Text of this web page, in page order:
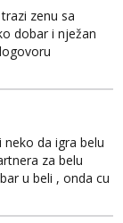
zenu sa
dobar i nježan
da igra belu
za belu
u beli , onda cu
ispod i nadji me